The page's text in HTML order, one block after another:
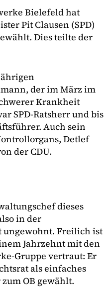
Bielefeld hat
Pit Clausen (SPD)
Dies teilte der
der im März im
Krankheit
SPD-Ratsherr und bis
Auch sein
Detlef
der CDU.
dieses
in der
ungewohnt. Freilich ist
Jahrzehnt mit den
Gruppe vertraut: Er
als einfaches
OB gewählt.